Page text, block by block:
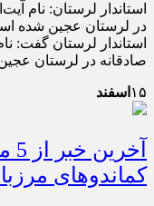
استاندار لرستان: نام
در لرستان عجین شده
استاندار لرستان گفت:
صادقانه در لرستان
۱۵ اسفند
کماندوهای